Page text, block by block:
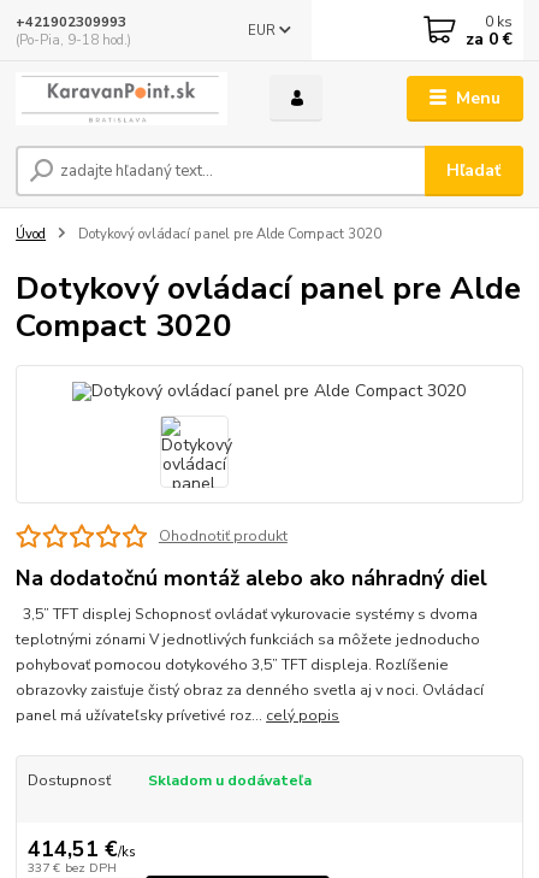
Menu
EUR
Hľadať
+421902309993
(Po-Pia, 9-18 hod.)
0 ks
za 0 €
Úvod Dotykový ovládací panel pre Alde Compact 3020
Dotykový ovládací panel pre Alde
Compact 3020
Ohodnotiť produkt
Na dodatočnú montáž alebo ako náhradný diel
3,5” TFT displej Schopnosť ovládať vykurovacie systémy s dvoma
teplotnými zónami V jednotlivých funkciách sa môžete jednoducho
pohybovať pomocou dotykového 3,5” TFT displeja. Rozlíšenie
obrazovky zaisťuje čistý obraz za denného svetla aj v noci. Ovládací
panel má užívateľsky prívetivé roz... celý popis
Dostupnosť Skladom u dodávateľa
414,51 €/ks
337 € bez DPH